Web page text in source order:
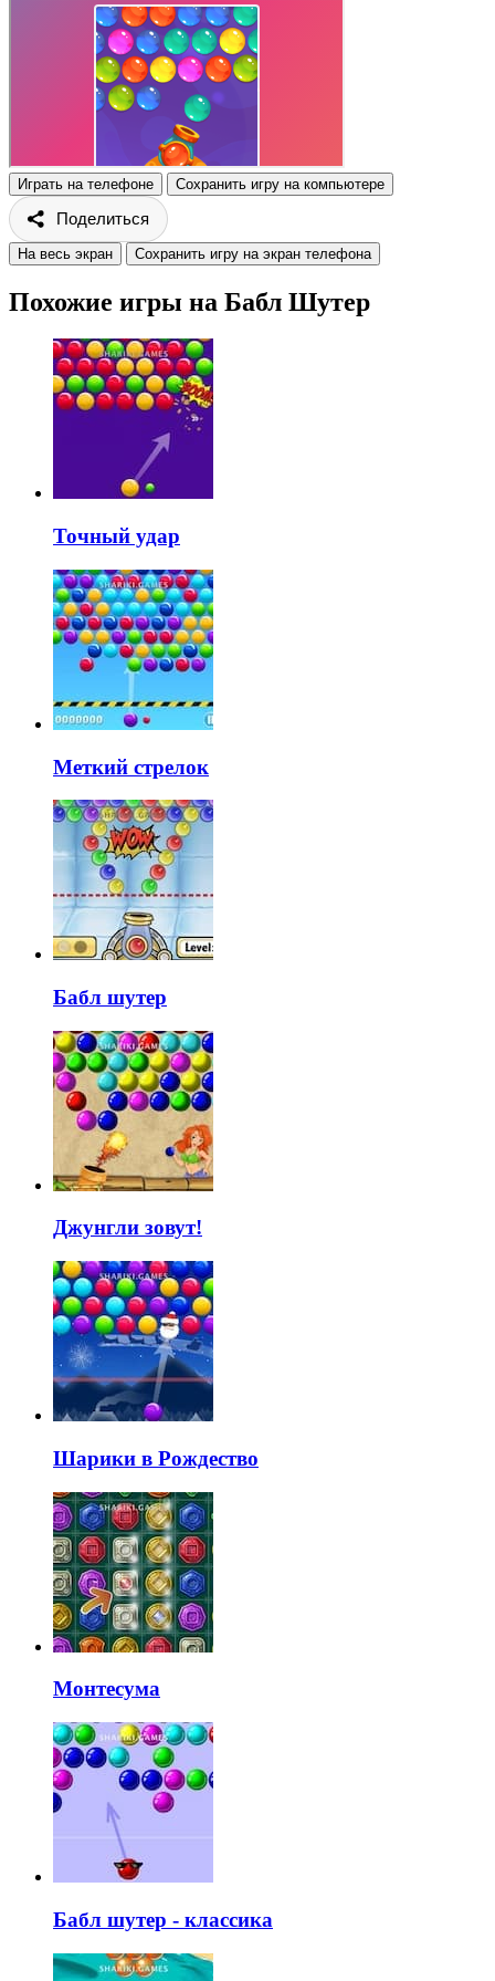
Играть на телефоне Сохранить игру на компьютере
Поделиться
На весь экран Сохранить игру на экран телефона
Похожие игры на Бабл Шутер
Точный удар
Меткий стрелок
Бабл шутер
Джунгли зовут!
Шарики в Рождество
Монтесума
Бабл шутер - классика